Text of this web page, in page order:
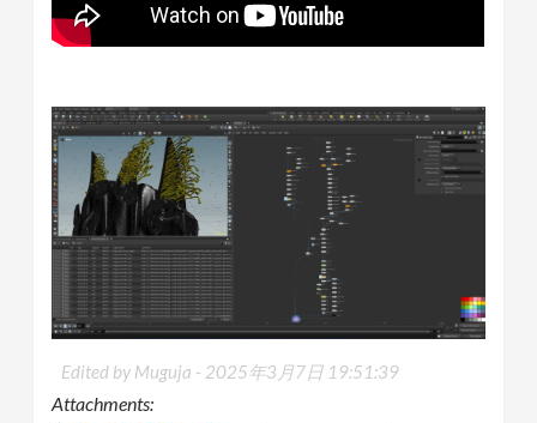
Edited by Muguja - 2025年3月7日 19:51:39
Attachments: